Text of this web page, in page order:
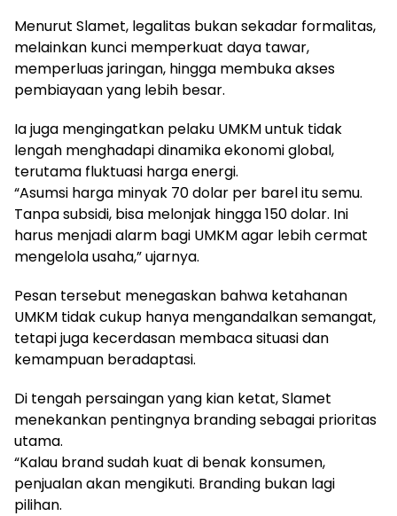
Menurut Slamet, legalitas bukan sekadar formalitas,
melainkan kunci memperkuat daya tawar,
memperluas jaringan, hingga membuka akses
pembiayaan yang lebih besar.
Ia juga mengingatkan pelaku UMKM untuk tidak
lengah menghadapi dinamika ekonomi global,
terutama fluktuasi harga energi.
“Asumsi harga minyak 70 dolar per barel itu semu.
Tanpa subsidi, bisa melonjak hingga 150 dolar. Ini
harus menjadi alarm bagi UMKM agar lebih cermat
mengelola usaha,” ujarnya.
Pesan tersebut menegaskan bahwa ketahanan
UMKM tidak cukup hanya mengandalkan semangat,
tetapi juga kecerdasan membaca situasi dan
kemampuan beradaptasi.
Di tengah persaingan yang kian ketat, Slamet
menekankan pentingnya branding sebagai prioritas
utama.
“Kalau brand sudah kuat di benak konsumen,
penjualan akan mengikuti. Branding bukan lagi
pilihan.